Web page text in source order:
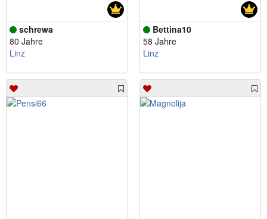
schrewa
80 Jahre
Linz
Bettina10
58 Jahre
Linz